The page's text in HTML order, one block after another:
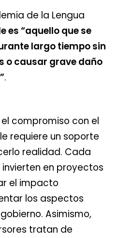
de la Lengua
es “aquello que se
largo tiempo sin
o causar grave daño
.
compromiso con el
requiere un soporte
realidad. Cada
en proyectos
el impacto
los aspectos
Asimismo,
tratan de